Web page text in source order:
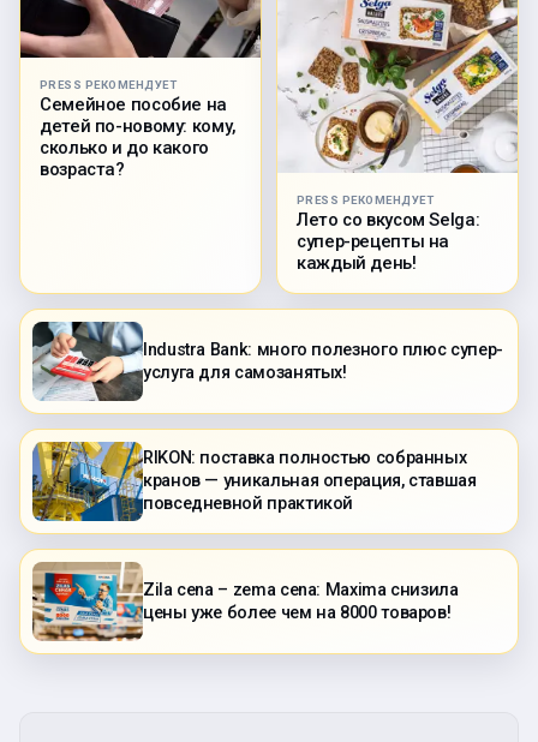
PRESS РЕКОМЕНДУЕТ
Семейное пособие на
детей по-новому: кому,
сколько и до какого
возраста?
PRESS РЕКОМЕНДУЕТ
Лето со вкусом Selga:
супер-рецепты на
каждый день!
Industra Bank: много полезного плюс супер-
услуга для самозанятых!
RIKON: поставка полностью собранных
кранов — уникальная операция, ставшая
повседневной практикой
Zila cena – zema cena: Maxima снизила
цены уже более чем на 8000 товаров!